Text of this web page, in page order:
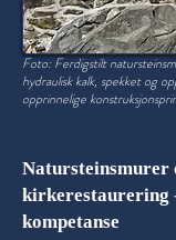
Foto: Ferdigstilt
hydraulisk kalk, spekket og
opprinnelige
Natursteinsmurer
kirkerestaurering
kompetanse